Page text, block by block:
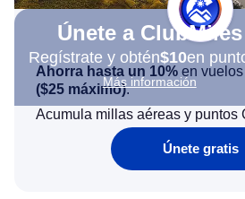
Únete a ClubMiles
Regístrate y obtén$10en
Más información
Ahorra hasta un 10% en
($25 máximo).
Acumula millas aéreas y puntos
Únete gratis